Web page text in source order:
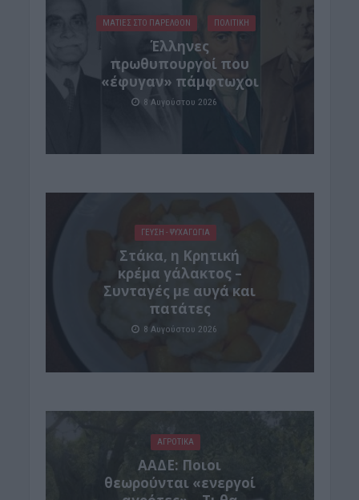
ΜΑΤΙΕΣ ΣΤΟ ΠΑΡΕΛΘΟΝ ΠΟΛΙΤΙΚΗ
Έλληνες
πρωθυπουργοί που
«έφυγαν» πάμφτωχοι
8 Αυγούστου 2026
ΓΕΎΣΗ - ΨΥΧΑΓΩΓΊΑ
Στάκα, η Κρητική
κρέμα γάλακτος –
Συνταγές με αυγά και
πατάτες
8 Αυγούστου 2026
ΑΓΡΟΤΙΚΑ
ΑΑΔΕ: Ποιοι
θεωρούνται «ενεργοί